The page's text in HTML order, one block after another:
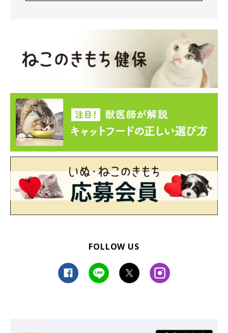
FOLLOW US